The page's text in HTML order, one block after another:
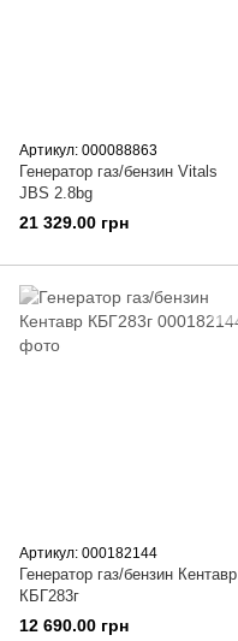
Артикул: 000088863
Генератор газ/бензин Vitals
JBS 2.8bg
21 329.00 грн
Артикул: 000182144
Генератор газ/бензин Кентавр
КБГ283г
12 690.00 грн